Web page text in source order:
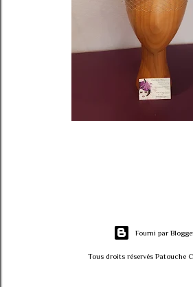
Fourni par
Tous droits réservés Patouche